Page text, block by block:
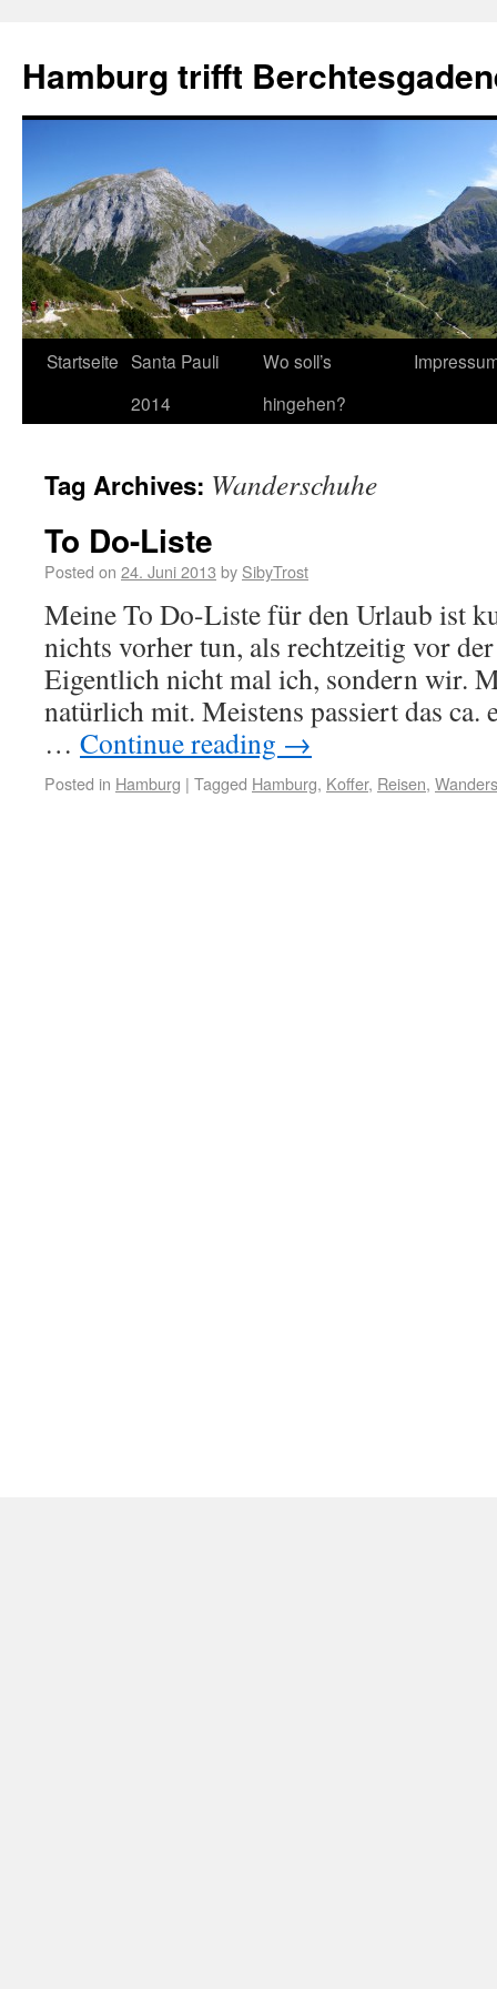
Hamburg trifft
Startseite Santa Pauli
2014
Wo soll’s
hingehen?
Tag Archives: Wanderschuhe
To Do-Liste
Posted on 24. Juni 2013 by SibyTrost
Meine To Do-Liste für den Urlaub ist
nichts vorher tun, als rechtzeitig vor
Eigentlich nicht mal ich, sondern wir.
natürlich mit. Meistens passiert das ca.
… Continue reading →
Posted in Hamburg | Tagged Hamburg, Koffer, Reisen,